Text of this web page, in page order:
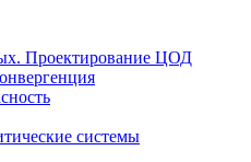
Проектирование ЦОД
системы